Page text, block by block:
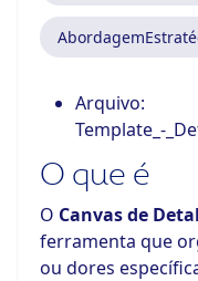
Arquivo:
Template_-
O que é
O Canvas de
ferramenta que
ou dores